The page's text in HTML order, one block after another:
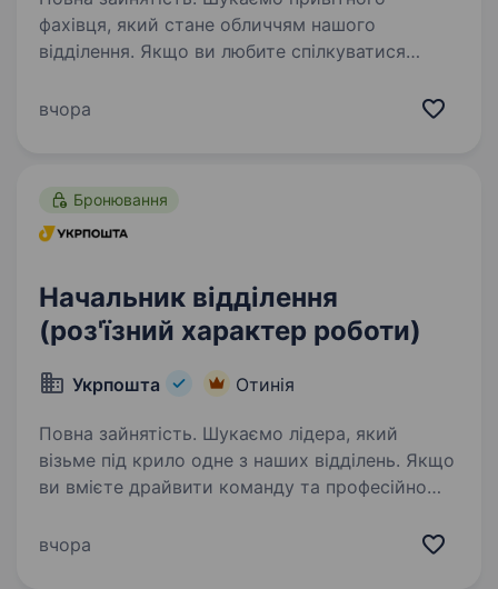
фахівця, який стане обличчям нашого
відділення. Якщо ви любите спілкуватися
ми чекаємо саме на вас! Ваша роль у команді:
вчора
Бронювання
Начальник відділення
(роз'їзний характер роботи)
Укрпошта Отинія
Повна зайнятість. Шукаємо лідера, який
візьме під крило одне з наших відділень. Якщо
ви вмієте драйвити команду та професійно
на вас. Ваша роль у команді: Керувати
вчора